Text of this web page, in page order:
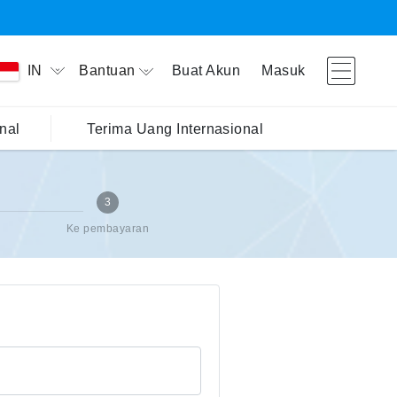
IN Bantuan Buat Akun Masuk
Terima Uang Internasional
3
Ke pembayaran